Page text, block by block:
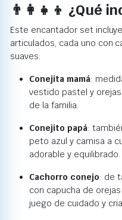
👨‍👩‍👧‍👦 ¿Qué
Este encantador set
articulados, cada uno con
suaves:
Conejita mamá:
vestido pastel y
de la familia.
Conejito papá:
peto azul y camisa a
adorable y equilibrado.
Cachorro conejo: de
con capucha de
juego de cuidado y